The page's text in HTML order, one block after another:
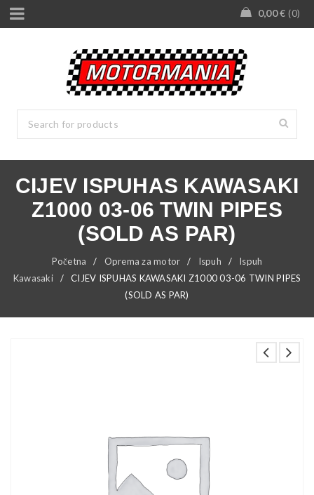
0,00€ 0
CIJEV ISPUHAS KAWASAKI
Z1000 03-06 TWIN PIPES
(SOLD AS PAR)
Početna / Oprema za motor / Ispuh /
Ispuh
Kawasaki
/
CIJEV ISPUHAS KAWASAKI Z1000 03-06 TWIN PIPES
(SOLD AS PAR)